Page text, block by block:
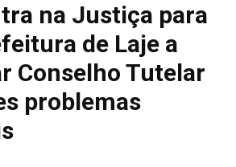
na Justiça para
de Laje a
Conselho Tutelar
problemas